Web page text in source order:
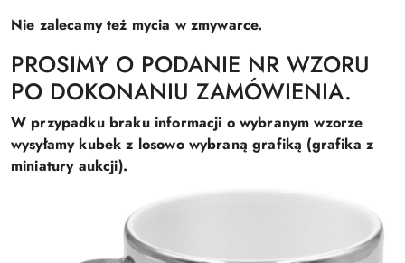
Nie zalecamy też mycia w zmywarce.
PROSIMY O PODANIE NR WZORU
PO DOKONANIU ZAMÓWIENIA.
W przypadku braku informacji o wybranym wzorze
wysyłamy kubek z losowo wybraną grafiką (grafika z
miniatury aukcji).